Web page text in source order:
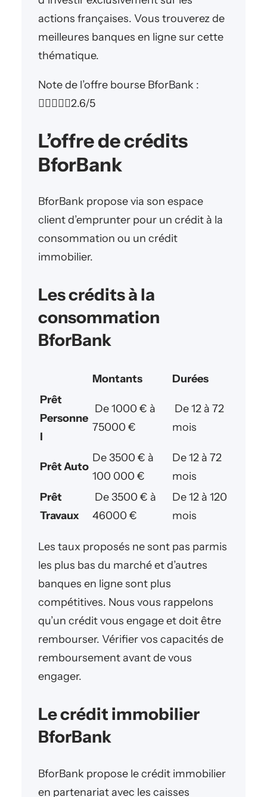
actions françaises. Vous trouverez de
meilleures banques en ligne sur cette
thématique.
Note de l’offre bourse BforBank :
2.6/5
L’offre de crédits
BforBank
BforBank propose via son espace
client d’emprunter pour un crédit à la
consommation ou un crédit
immobilier.
Les crédits à la
consommation
BforBank
Montants
Durées
Prêt
Personne
l
De 1000 € à
75000 €
De 12 à 72
mois
Prêt Auto
De 3500 € à
100 000 €
De 12 à 72
mois
Prêt
Travaux
De 3500 € à
46000 €
De 12 à 120
mois
Les taux proposés ne sont pas parmis
les plus bas du marché et d’autres
banques en ligne sont plus
compétitives. Nous vous rappelons
qu’un crédit vous engage et doit être
rembourser. Vérifier vos capacités de
remboursement avant de vous
engager.
Le crédit immobilier
BforBank
BforBank propose le crédit immobilier
en partenariat avec les caisses